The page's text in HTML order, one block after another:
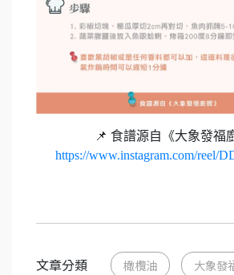
📌 食譜源自《大象發福
https://www.instagram.com/reel/
文章分類 橄欖油 大象發